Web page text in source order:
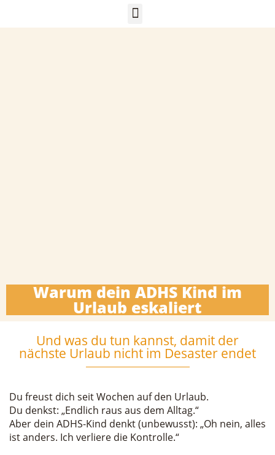
Warum dein ADHS Kind im
Urlaub eskaliert
Und was du tun kannst, damit der
nächste Urlaub nicht im Desaster endet
Du freust dich seit Wochen auf den Urlaub.
Du denkst: „Endlich raus aus dem Alltag.“
Aber dein ADHS-Kind denkt (unbewusst): „Oh nein, alles
ist anders. Ich verliere die Kontrolle.“